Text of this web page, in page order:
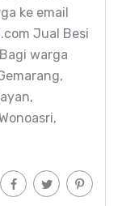
ke email
Jual Besi
warga